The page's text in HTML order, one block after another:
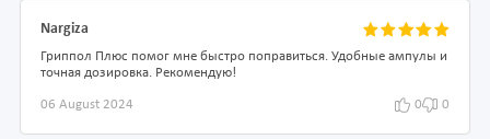
Nargiza
Гриппол Плюс помог мне быстро поправиться. Удобные ампулы и
точная дозировка. Рекомендую!
06 August 2024 0 0